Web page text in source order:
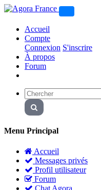
Accueil
Compte
Connexion S'inscrire
À propos
Forum
Menu Principal
Accueil
Messages privés
Profil utilisateur
Forum
Chat Agora